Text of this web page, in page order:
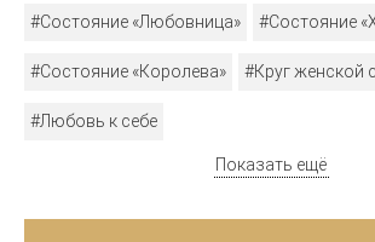
#Состояние «Любовница» #Состояние
#Состояние «Королева» #Круг женской
#Любовь к себе
Показать ещё